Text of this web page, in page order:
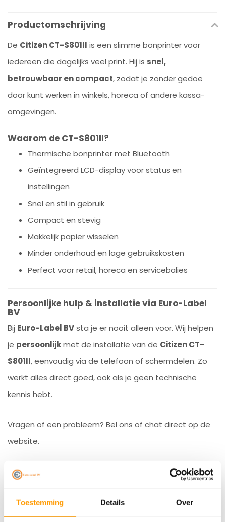
Toestemming Details Over
Productomschrijving
De Citizen CT-S801II is een slimme bonprinter voor
iedereen die dagelijks veel print. Hij is snel,
betrouwbaar en compact, zodat je zonder gedoe
door kunt werken in winkels, horeca of andere kassa-
omgevingen.
Waarom de CT-S801II?
Thermische bonprinter met Bluetooth
Geïntegreerd LCD-display voor status en
instellingen
Snel en stil in gebruik
Compact en stevig
Makkelijk papier wisselen
Minder onderhoud en lage gebruikskosten
Perfect voor retail, horeca en servicebalies
Persoonlijke hulp & installatie via Euro-Label
BV
Bij Euro-Label BVsta je er nooit alleen voor. Wij helpen
je persoonlijkmet de installatie van de Citizen CT-
S801II, eenvoudig via de telefoon of schermdelen. Zo
werkt alles direct goed, ook als je geen technische
kennis hebt.
Vragen of een probleem? Bel ons of chat direct op de
website.
Bestel nu jouw Citizen CT-S801II bij Euro-Label BV en
ervaar hoe makkelijk en betrouwbaar bonnen
printen kan zijn.